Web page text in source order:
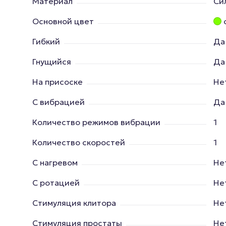
Основной цвет
Гибкий
Да
Гнущийся
Да
На присоске
С вибрацией
Да
Количество режимов вибрации
1
Количество скоростей
1
С нагревом
С ротацией
Стимуляция клитора
Стимуляция простаты